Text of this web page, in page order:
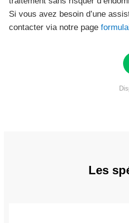
Si vous avez besoin d’une
contacter via notre page
Les